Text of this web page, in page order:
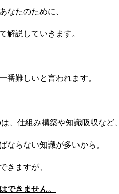
なたのために、
解説していきます。
難しいと言われます。
、仕組み構築や知識吸収など、
ならない知識が多いから。
きますが、
できません。